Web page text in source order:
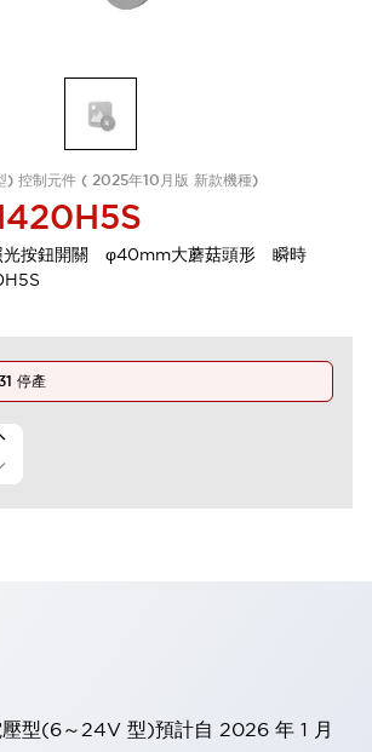
) 控制元件 ( 2025年10月版 新款機種)
按鈕開關 φ40mm大蘑菇頭形 瞬時
停產
壓型(6～24V 型)預計自 2026 年 1 月